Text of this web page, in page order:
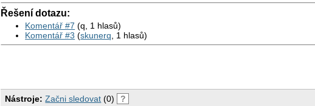
Řešení dotazu:
Komentář #7 (q, 1 hlasů)
Komentář #3 (skunerq , 1 hlasů)
Nástroje: Začni sledovat (0) ?